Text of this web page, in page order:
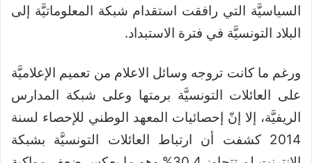
السياسيَّة التي رافقت استقدام شبكة المعلوماتيَّة إلى
البلاد التونسيَّة في فترة الاستبداد.
ورغم ما كانت تروجه وسائل الاعلام من تعميم الإعلاميَّة
على العائلات التونسيَّة برمتها وعلى شبكة المدارس
الريفيَّة، إلا إنّ إحصائيات المعهد الوطني للإحصاء لسنة
2014 كشفت أن ارتباط العائلات التونسيَّة بشبكة